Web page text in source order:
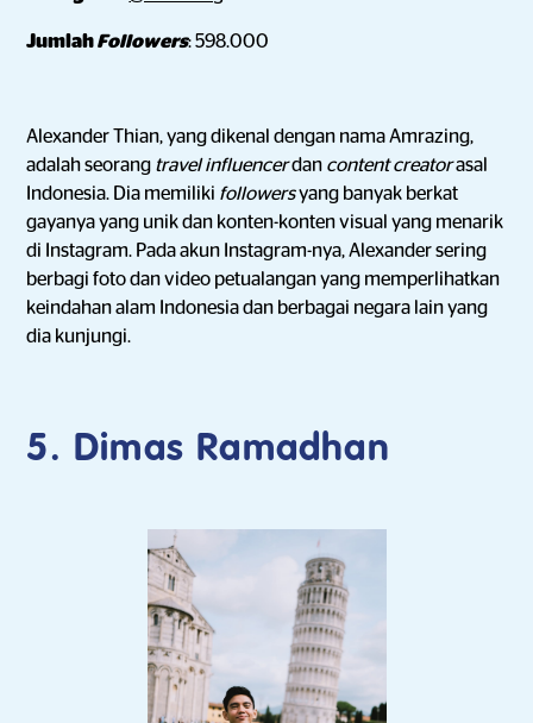
JumlahFollowers: 598.000
Alexander Thian, yang dikenal dengan nama Amrazing,
adalah seorang travel influencerdan content creatorasal
Indonesia. Dia memiliki followersyang banyak berkat
gayanya yang unik dan konten-konten visual yang menarik
di Instagram. Pada akun Instagram-nya, Alexander sering
berbagi foto dan video petualangan yang memperlihatkan
keindahan alam Indonesia dan berbagai negara lain yang
dia kunjungi.
5. Dimas Ramadhan